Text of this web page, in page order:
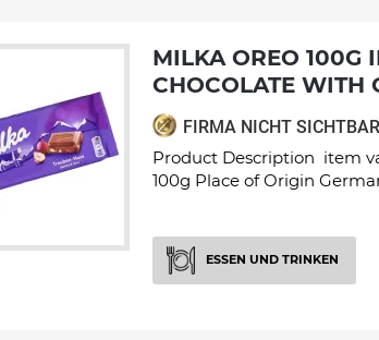
MILKA OREO 100G INDULGENT
CHOCOLATE WITH
FIRMA NICHT SICHTBAR
Product Description item
100g Place of Origin
ESSEN UND TRINKEN